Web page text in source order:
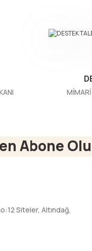
Abone
Siteler, Altındağ,